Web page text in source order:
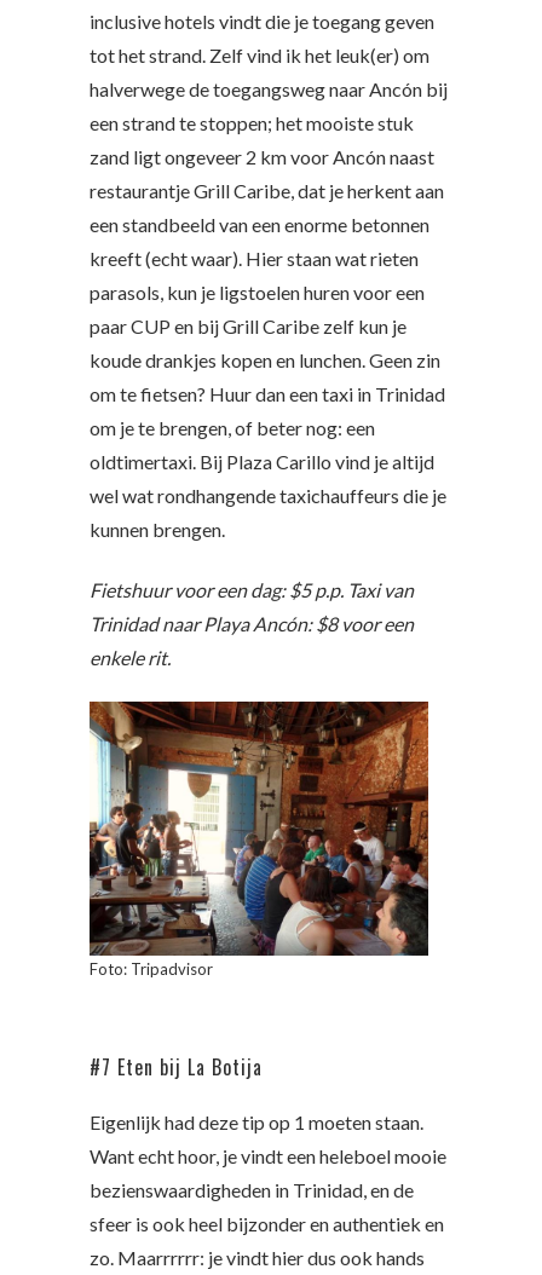
inclusive hotels vindt die je toegang geven
tot het strand. Zelf vind ik het leuk(er) om
halverwege de toegangsweg naar Ancón bij
een strand te stoppen; het mooiste stuk
zand ligt ongeveer 2 km voor Ancón naast
restaurantje Grill Caribe, dat je herkent aan
een standbeeld van een enorme betonnen
kreeft (echt waar). Hier staan wat rieten
parasols, kun je ligstoelen huren voor een
paar CUP en bij Grill Caribe zelf kun je
koude drankjes kopen en lunchen. Geen zin
om te fietsen? Huur dan een taxi in Trinidad
om je te brengen, of beter nog: een
oldtimertaxi. Bij Plaza Carillo vind je altijd
wel wat rondhangende taxichauffeurs die je
kunnen brengen.
Fietshuur voor een dag: $5 p.p. Taxi van
Trinidad naar Playa Ancón: $8 voor een
enkele rit.
Foto: Tripadvisor
#7 Eten bij La Botija
Eigenlijk had deze tip op 1 moeten staan.
Want echt hoor, je vindt een heleboel mooie
bezienswaardigheden in Trinidad, en de
sfeer is ook heel bijzonder en authentiek en
zo. Maarrrrrr: je vindt hier dus ook hands